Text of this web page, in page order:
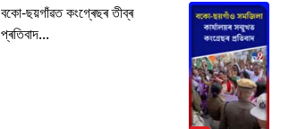
বকো-ছয়গাঁৱত কংগ্ৰেছৰ তীব্ৰ
প্ৰতিবাদ...